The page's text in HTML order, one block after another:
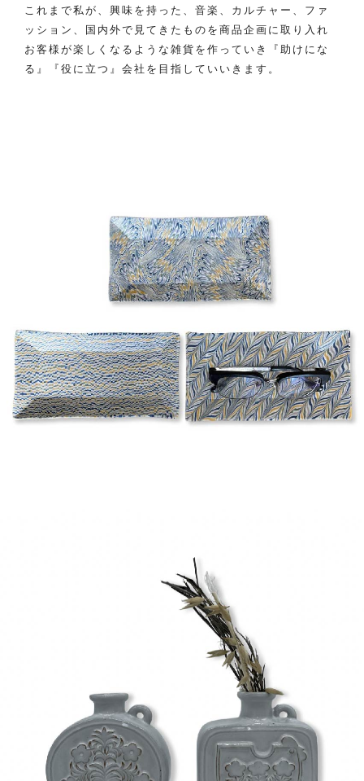
これまで私が、興味を持った、音楽、カルチャー、ファ
ッション、国内外で見てきたものを商品企画に取り入れ
お客様が楽しくなるような雑貨を作っていき『助けにな
る』『役に立つ』会社を目指していいきます。